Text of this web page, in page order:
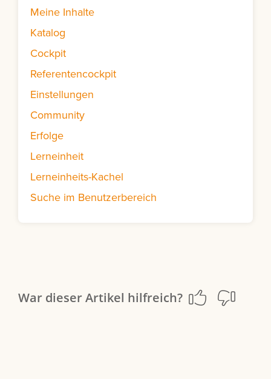
Meine Inhalte
Katalog
Cockpit
Referentencockpit
Einstellungen
Community
Erfolge
Lerneinheit
Lerneinheits-Kachel
Suche im Benutzerbereich
War dieser Artikel hilfreich?